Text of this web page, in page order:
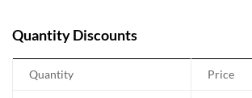
Quantity Discounts
Quantity Price